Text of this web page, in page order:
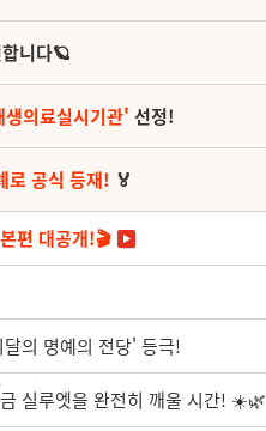
니다🪐
의료실시기관' 선정!
로 공식 등재! 🏅
편 대공개!🎬
의 명예의 전당' 등극!
실루엣을 완전히 깨울 시간! ☀️🌿